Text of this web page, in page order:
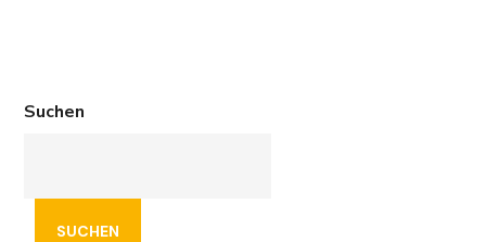
Suchen
SUCHEN